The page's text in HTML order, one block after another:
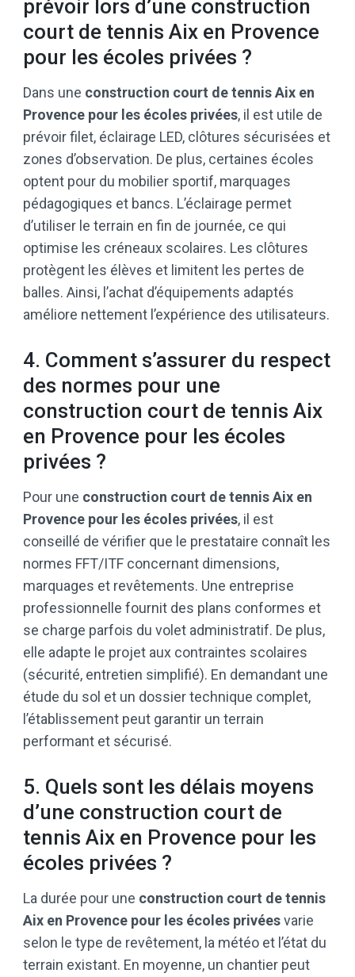
prévoir lors d’une construction
court de tennis Aix en Provence
pour les écoles privées ?
Dans une construction court de tennis Aix en
Provence pour les écoles privées, il est utile de
prévoir filet, éclairage LED, clôtures sécurisées et
zones d’observation. De plus, certaines écoles
optent pour du mobilier sportif, marquages
pédagogiques et bancs. L’éclairage permet
d’utiliser le terrain en fin de journée, ce qui
optimise les créneaux scolaires. Les clôtures
protègent les élèves et limitent les pertes de
balles. Ainsi, l’achat d’équipements adaptés
améliore nettement l’expérience des utilisateurs.
4. Comment s’assurer du respect
des normes pour une
construction court de tennis Aix
en Provence pour les écoles
privées ?
Pour une construction court de tennis Aix en
Provence pour les écoles privées, il est
conseillé de vérifier que le prestataire connaît les
normes FFT/ITF concernant dimensions,
marquages et revêtements. Une entreprise
professionnelle fournit des plans conformes et
se charge parfois du volet administratif. De plus,
elle adapte le projet aux contraintes scolaires
(sécurité, entretien simplifié). En demandant une
étude du sol et un dossier technique complet,
l’établissement peut garantir un terrain
performant et sécurisé.
5. Quels sont les délais moyens
d’une construction court de
tennis Aix en Provence pour les
écoles privées ?
La durée pour une construction court de tennis
Aix en Provence pour les écoles privéesvarie
selon le type de revêtement, la météo et l’état du
terrain existant. En moyenne, un chantier peut